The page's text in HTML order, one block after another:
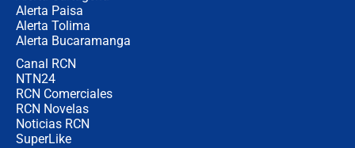
Alerta Paisa
Alerta Tolima
Alerta Bucaramanga
Canal RCN
NTN24
RCN Comerciales
RCN Novelas
Noticias RCN
SuperLike